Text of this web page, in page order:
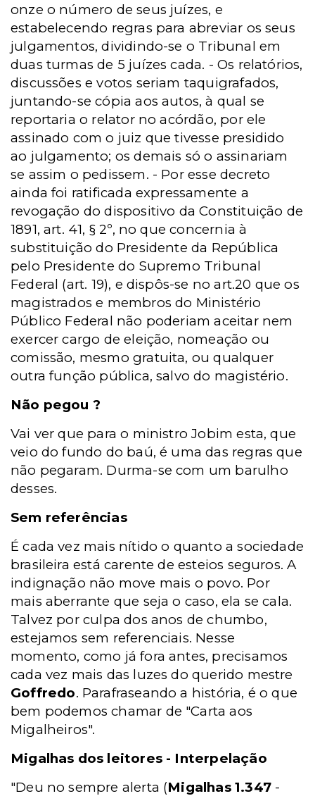
onze o número de seus juízes, e
estabelecendo regras para abreviar os seus
julgamentos, dividindo-se o Tribunal em
duas turmas de 5 juízes cada. - Os relatórios,
discussões e votos seriam taquigrafados,
juntando-se cópia aos autos, à qual se
reportaria o relator no acórdão, por ele
assinado com o juiz que tivesse presidido
ao julgamento; os demais só o assinariam
se assim o pedissem. - Por esse decreto
ainda foi ratificada expressamente a
revogação do dispositivo da Constituição de
1891, art. 41, § 2º, no que concernia à
substituição do Presidente da República
pelo Presidente do Supremo Tribunal
Federal (art. 19), e dispôs-se no art.20 que os
magistrados e membros do Ministério
Público Federal não poderiam aceitar nem
exercer cargo de eleição, nomeação ou
comissão, mesmo gratuita, ou qualquer
outra função pública, salvo do magistério.
Não pegou ?
Vai ver que para o ministro Jobim esta, que
veio do fundo do baú, é uma das regras que
não pegaram. Durma-se com um barulho
desses.
Sem referências
É cada vez mais nítido o quanto a sociedade
brasileira está carente de esteios seguros. A
indignação não move mais o povo. Por
mais aberrante que seja o caso, ela se cala.
Talvez por culpa dos anos de chumbo,
estejamos sem referenciais. Nesse
momento, como já fora antes, precisamos
cada vez mais das luzes do querido mestre
Goffredo. Parafraseando a história, é o que
bem podemos chamar de "Carta aos
Migalheiros".
Migalhas dos leitores - Interpelação
"Deu no sempre alerta (Migalhas 1.347-